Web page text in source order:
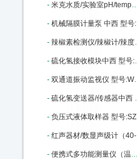
- 米克水质/实验室pH/temp测定仪台式中西 型号:milwaukeech/MI151库号：M322177
- 机械隔膜计量泵 中西 型号:YL01-GM0170PQ1MNN库号：M369823
- 辣椒素检测仪/辣椒计/辣度计中西 型号:KJ-5LJA库号：M375922
- 硫化氢接收模块中西 型号:A14-24库号：M405946
- 双通道振动监视仪 型号:WSJ-B2 库号：M405962
- 硫化氢变送器/传感器中西 型号:A11-24-0050-1-1库号：M405967
- 负压式液体取样器 型号:SZ23/56496库号：M56496
- 红声器材/数显声级计（40-130DB,2型）中西 型号:JH8-HS5633库号：M322317
- 便携式多功能测量仪（温度·转速·大气压力）中西 型号:KM06-VT 210库号：M342410